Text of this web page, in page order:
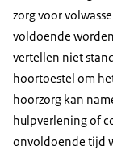
zorg voor
voldoende
vertellen niet
hoortoestel om
hoorzorg kan
hulpverlening of
onvoldoende tijd